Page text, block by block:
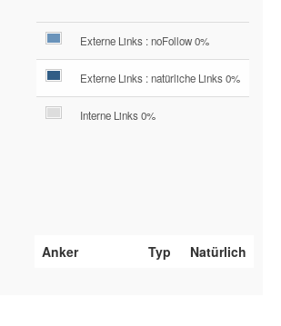
Externe Links : noFollow 0%
Externe Links : natürliche Links 0%
Interne Links 0%
Anker Typ Natürlich